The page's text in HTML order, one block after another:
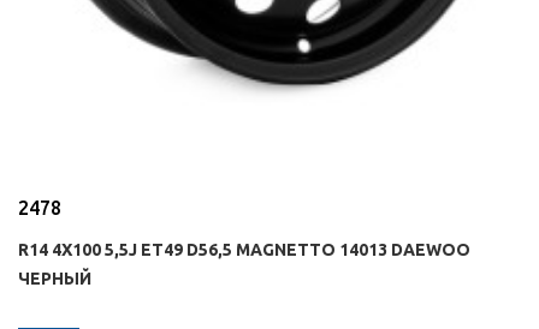
2478
R14 4X100 5,5J ET49 D56,5 MAGNETTO 14013 DAEWOO
ЧЕРНЫЙ